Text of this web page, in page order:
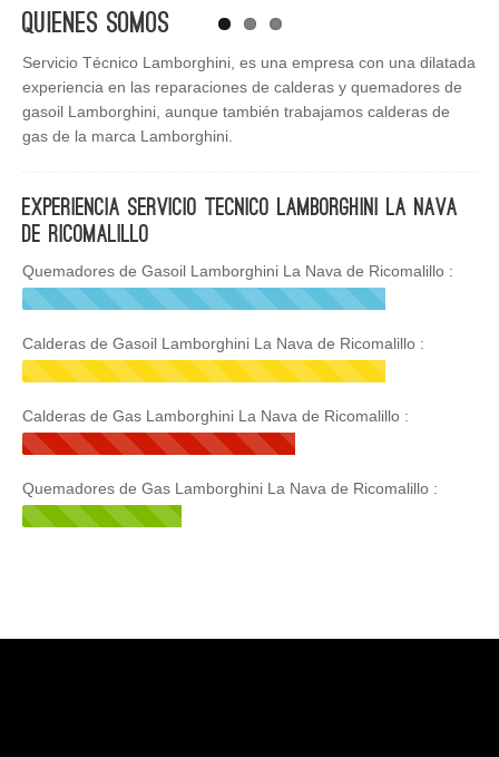
Quienes Somos
Servicio Técnico Lamborghini, es una empresa con una dilatada
experiencia en las reparaciones de calderas y quemadores de
gasoil Lamborghini, aunque también trabajamos calderas de
gas de la marca Lamborghini.
Experiencia Servicio Tecnico Lamborghini La Nava
de Ricomalillo
Quemadores de Gasoil Lamborghini La Nava de Ricomalillo :
Calderas de Gasoil Lamborghini La Nava de Ricomalillo :
Calderas de Gas Lamborghini La Nava de Ricomalillo :
Quemadores de Gas Lamborghini La Nava de Ricomalillo :